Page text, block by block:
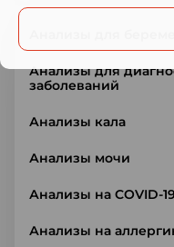
Анализы для
Анализы для
заболеваний
Анализы кала
Анализы мочи
Анализы на COVID-19
Анализы на